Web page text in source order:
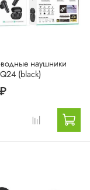
наушники
(black)